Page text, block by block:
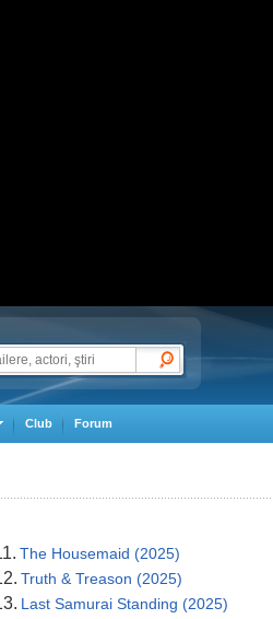
Club Forum
The Housemaid (2025)
Truth & Treason (2025)
Last Samurai Standing (2025)